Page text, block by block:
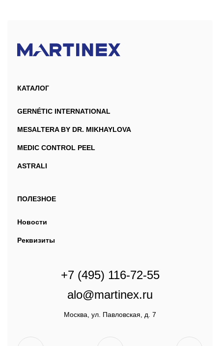
КАТАЛОГ
GERNÉTIC INTERNATIONAL
MESALTERA BY DR. MIKHAYLOVA
MEDIC CONTROL PEEL
ASTRALI
ПОЛЕЗНОЕ
Новости
Реквизиты
+7 (495) 116-72-55
alo@martinex.ru
Москва, ул. Павловская, д. 7